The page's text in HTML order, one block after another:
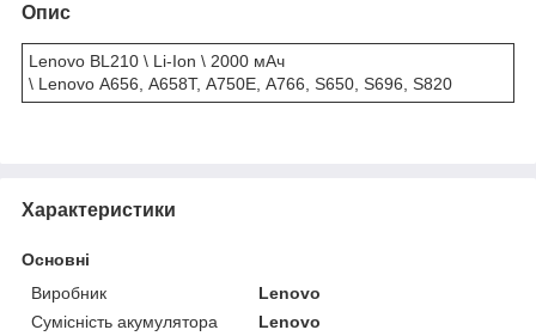
Опис
Lenovo BL210 \ Li-Ion \ 2000 мАч
\ Lenovo A656, A658T, A750E, A766, S650, S696, S820
Характеристики
Основні
Виробник
Lenovo
Сумісність акумулятора
Lenovo